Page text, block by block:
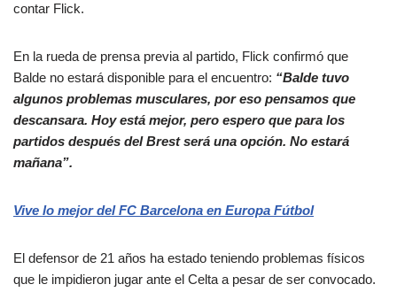
contar Flick.
En la rueda de prensa previa al partido, Flick confirmó que
Balde no estará disponible para el encuentro: “Balde tuvo
algunos problemas musculares, por eso pensamos que
descansara. Hoy está mejor, pero espero que para los
partidos después del Brest será una opción. No estará
mañana”.
Vive lo mejor del FC Barcelona en Europa Fútbol
El defensor de 21 años ha estado teniendo problemas físicos
que le impidieron jugar ante el Celta a pesar de ser convocado.